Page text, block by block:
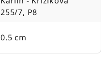
255/7, P8
0.5 cm